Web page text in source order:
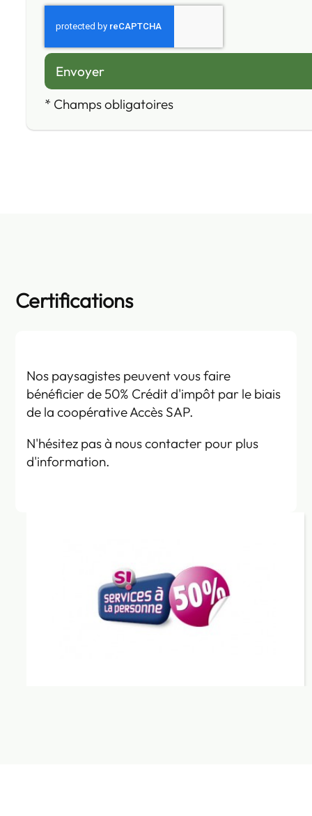
* Champs obligatoires
Certifications
Nos paysagistes peuvent vous faire
bénéficier de 50% Crédit d'impôt par le biais
de la coopérative Accès SAP.
N'hésitez pas à nous contacter pour plus
d'information.